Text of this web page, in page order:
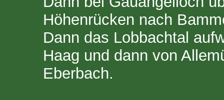
Höhenrücken nach
Dann das Lobbachtal
Haag und dann von
Eberbach.